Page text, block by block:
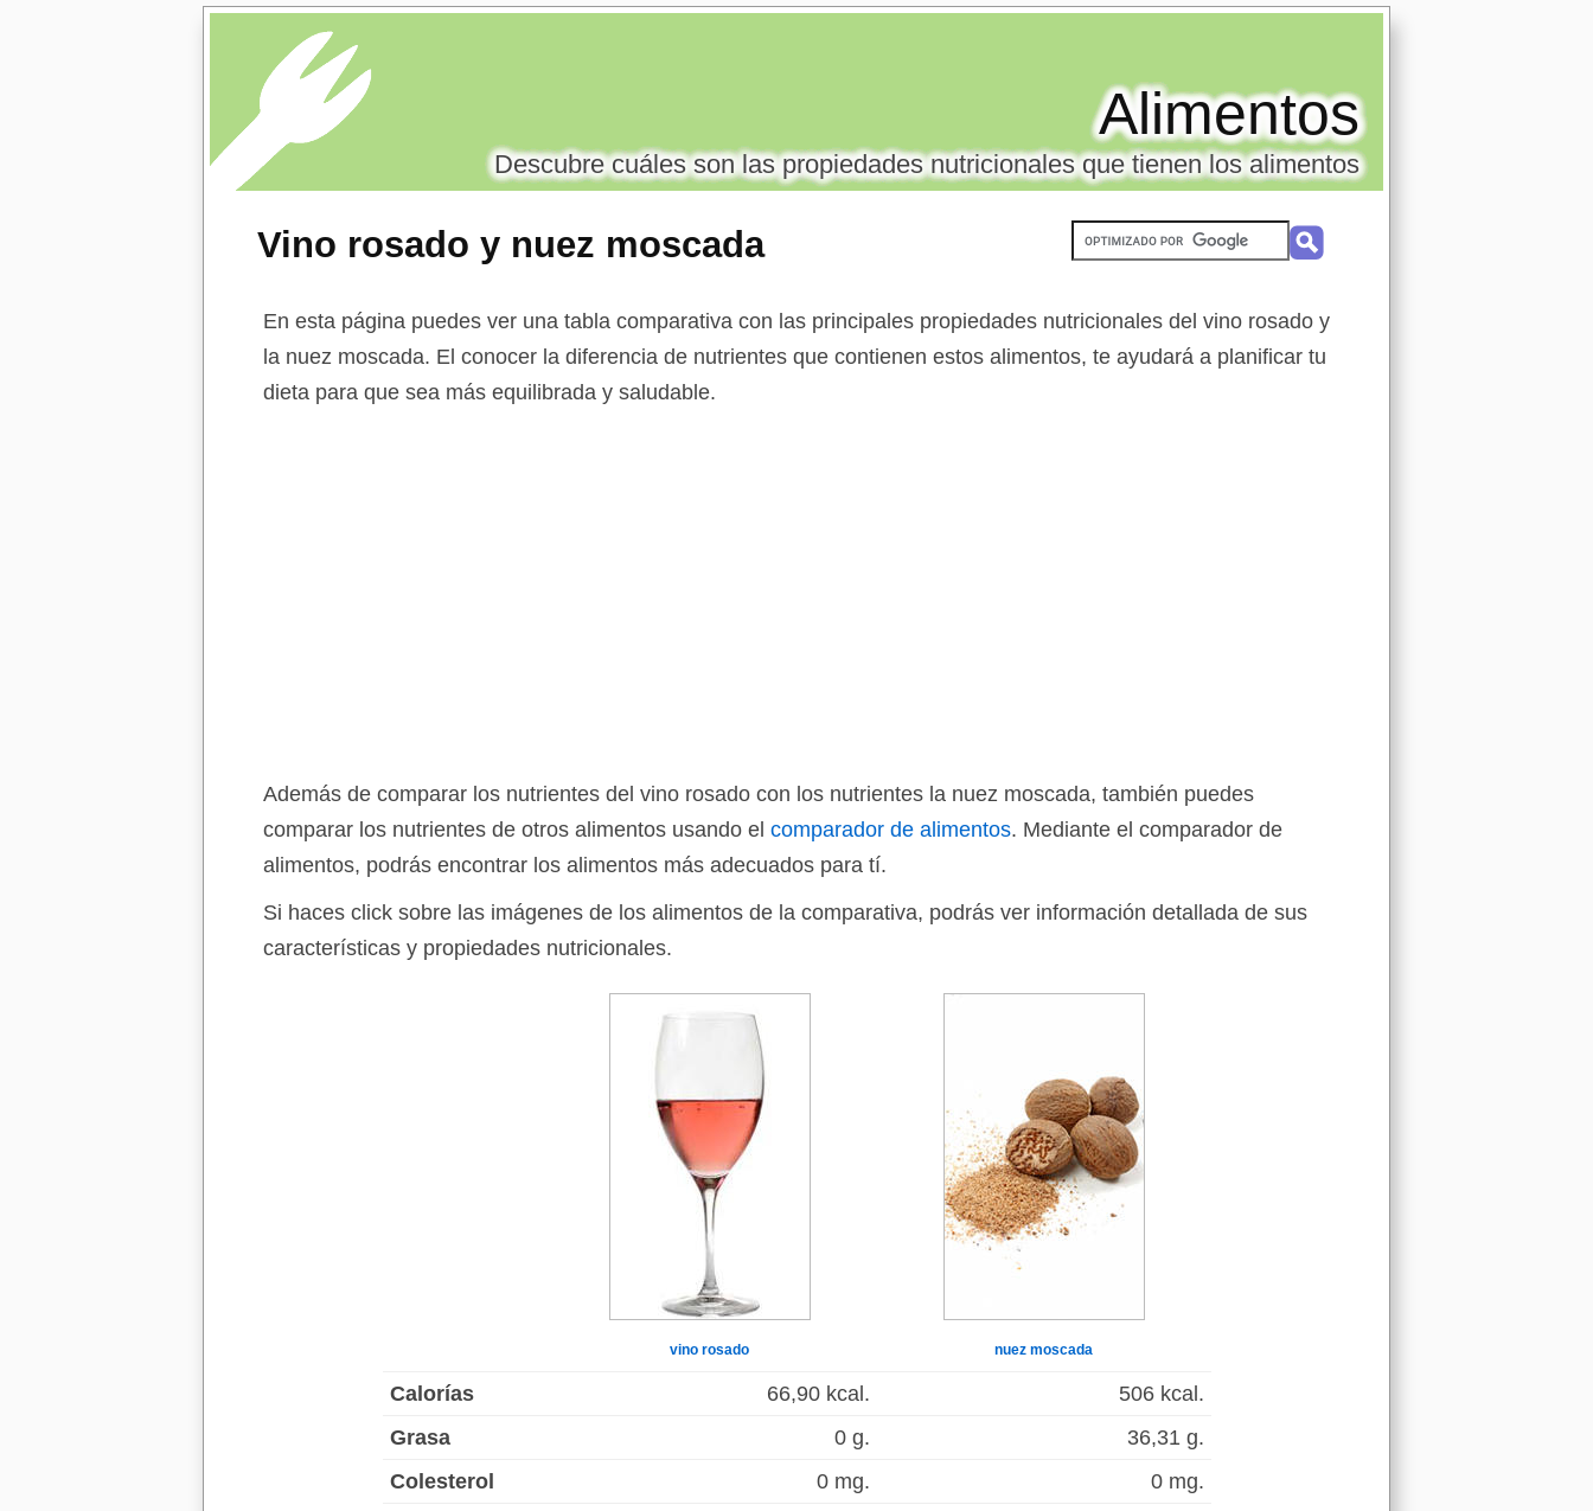
Vino rosado y nuez moscada
Alimentos
Descubre cuáles son las propiedades nutricionales que tienen los alimentos
En esta página puedes ver una tabla comparativa con las principales propiedades nutricionales del vino rosado y
la nuez moscada. El conocer la diferencia de nutrientes que contienen estos alimentos, te ayudará a planificar tu
dieta para que sea más equilibrada y saludable.
Además de comparar los nutrientes del vino rosado con los nutrientes la nuez moscada, también puedes
comparar los nutrientes de otros alimentos usando el comparador de alimentos. Mediante el comparador de
alimentos, podrás encontrar los alimentos más adecuados para tí.
Si haces click sobre las imágenes de los alimentos de la comparativa, podrás ver información detallada de sus
características y propiedades nutricionales.
vino rosado nuez moscada
Calorías 66,90 kcal.
506 kcal.
Grasa
0 g.
36,31 g.
Colesterol
0 mg.
0 mg.